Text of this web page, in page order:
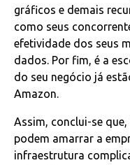
gráficos e demais
como seus
efetividade dos seus
dados. Por fim, é a
do seu negócio já
Amazon.
Assim, conclui-se
podem amarrar a
infraestrutura